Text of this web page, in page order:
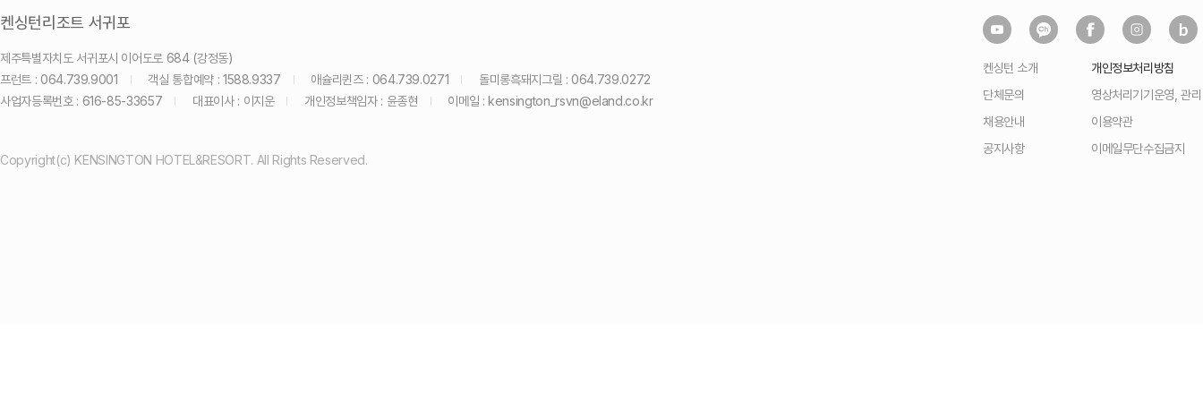
켄싱턴리조트 서귀포
제주특별자치도 서귀포시 이어도로 684 (강정동)
프런트 : 064.739.9001
객실 통합예약 : 1588.9337 애슐리퀸즈 : 064.739.0271
돌미롱흑돼지그릴 : 064.739.0272
사업자등록번호 : 616-85-33657
대표이사 : 이지운 개인정보책임자 : 윤종현 이메일 :kensington_rsvn@eland.co.kr
Copyright(c) KENSINGTON HOTEL&RESORT. All Rights Reserved.
켄싱턴 소개
단체문의
채용안내
공지사항
개인정보처리방침
영상처리기기운영, 관
이용약관
이메일무단수집금지